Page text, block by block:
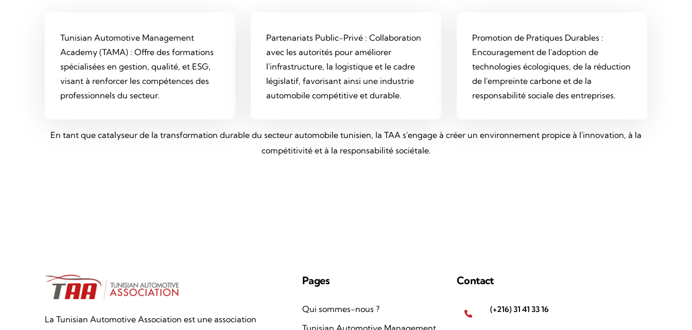
Tunisian Automotive Management
Academy (TAMA) : Offre des formations
spécialisées en gestion, qualité, et ESG,
visant à renforcer les compétences des
professionnels du secteur.
Partenariats Public-Privé : Collaboration
avec les autorités pour améliorer
l'infrastructure, la logistique et le cadre
législatif, favorisant ainsi une industrie
automobile compétitive et durable.
Promotion de Pratiques Durables :
Encouragement de l'adoption de
technologies écologiques, de la réduction
de l'empreinte carbone et de la
responsabilité sociale des entreprises.
En tant que catalyseur de la transformation durable du secteur automobile tunisien, la TAA s'engage à créer un environnement propice à l'innovation, à la
compétitivité et à la responsabilité sociétale.
La Tunisian Automotive Association est une association
Pages
Qui sommes-nous ?
Contact
(+216) 31 41 33 16